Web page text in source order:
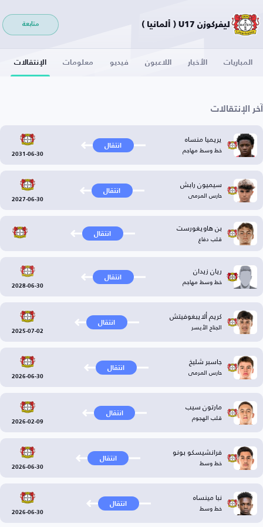
ليفركوزن U17 ( ألمانيا ) متابعة
المباريات الأخبار اللاعبون فيديو معلومات الإنتقالات
آخر الإنتقالات
يريميا منساه
خط وسط مهاجم انتقال
2031-06-30
سيميون رابش
حارس المرمى انتقال
2027-06-30
بن هاويغورست
قلب دفاع انتقال
ريان زيدان
خط وسط مهاجم انتقال
2028-06-30
كريم ألايبغوفيتش
الجناح الأيسر انتقال
2025-07-02
جاسبر شليخ
حارس المرمى انتقال
2026-06-30
مارتون سيب
قلب الهجوم انتقال
2026-02-09
فرانشيسكو بونو
خط وسط انتقال
2026-06-30
نبا مينساه
خط وسط انتقال
2026-06-30